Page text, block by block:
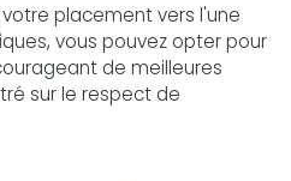
placement vers l'une
vous pouvez opter pour
de meilleures
sur le respect de